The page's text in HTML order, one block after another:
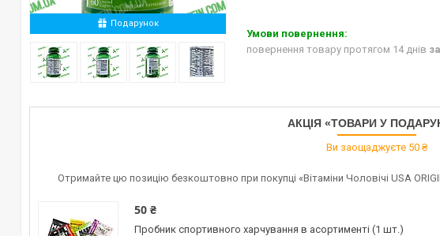
Подарунок
повернення товару протягом 14 днів
АКЦІЯ «ТОВАРИ У
Ви заощаджуєте 50 ₴
Отримайте цю позицію безкоштовно при покупці «Вітаміни Чоловічі USA
50 ₴
Пробник спортивного харчування в асортименті (1 шт.)